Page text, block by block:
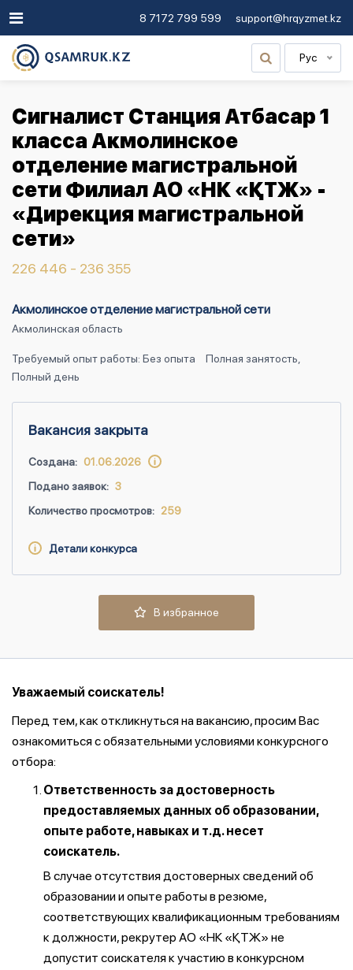
8 7172 799 599 support@hrqyzmet.kz
Рус
Сигналист Станция Атбасар 1
класса Акмолинское
отделение магистральной
сети Филиал АО «НК «ҚТЖ» -
«Дирекция магистральной
сети»
226 446 - 236 355
Акмолинское отделение магистральной сети
Акмолинская область
Требуемый опыт работы: Без опыта
Полная занятость,
Полный день
Вакансия закрыта
Создана: 01.06.2026
Подано заявок: 3
Количество просмотров: 259
Детали конкурса
В избранное
Уважаемый соискатель!
Перед тем, как откликнуться на вакансию, просим Вас
ознакомиться с обязательными условиями конкурсного
отбора:
Ответственность за достоверность
предоставляемых данных об образовании,
опыте работе, навыках и т.д. несет
соискатель.
В случае отсутствия достоверных сведений об
образовании и опыте работы в резюме,
соответствующих квалификационным требованиям
к должности, рекрутер АО «НК «ҚТЖ» не
допустит соискателя к участию в конкурсном